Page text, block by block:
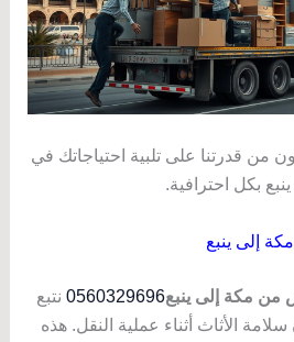
من قدرتنا على تلبية احتياجاتك في
بكل احترافية.
إلى ينبع
مكة إلى ينبع0560329696نتبع
الأثاث أثناء عملية النقل. هذه